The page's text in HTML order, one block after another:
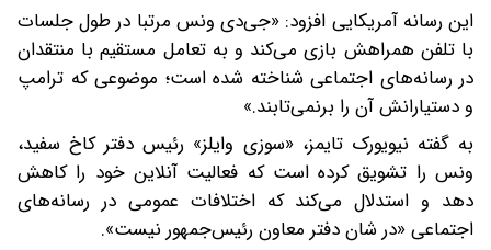
این رسانه آمریکایی افزود: «جی‌دی ونس مرتبا در طول جلسات
با تلفن همراهش بازی می‌کند و به تعامل مستقیم با منتقدان
در رسانه‌های اجتماعی شناخته شده است؛ موضوعی که ترامپ
و دستیارانش آن را برنمی‌تابند.»
به گفته نیویورک تایمز، «سوزی وایلز» رئیس دفتر کاخ سفید،
ونس را تشویق کرده است که فعالیت آنلاین خود را کاهش
دهد و استدلال می‌کند که اختلافات عمومی در رسانه‌های
اجتماعی «در شان دفتر معاون رئیس‌جمهور نیست».